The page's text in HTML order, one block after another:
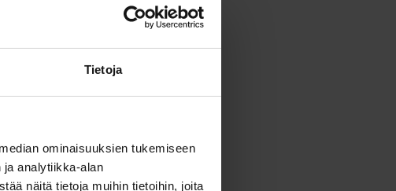
Tietoja
ominaisuuksien tukemiseen
analytiikka-alan
näitä tietoja muihin tietoihin, joita